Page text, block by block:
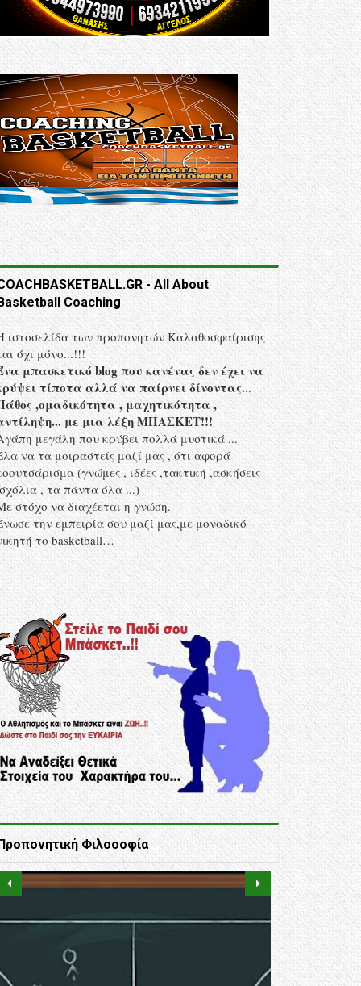
- All About
Coaching
ιστοσελίδα των προπονητών Kαλαθοσφαίρισης
όχι μόνο...!!!
μπασκετικό blog που κανένας δεν έχει να
τίποτα αλλά να παίρνει δίνοντας...
,ομαδικότητα , μαχητικότητα ,
με μια λέξη MΠΑΣΚΕΤ!!!
μεγάλη που κρύβει πολλά μυστικά ...
να τα μοιραστείς μαζί μας , ότι αφορά
(γνώμες , ιδέες ,τακτική ,ασκήσεις
, τα πάντα όλα ...)
στόχο να διαχέεται η γνώση.
την εμπειρία σου μαζί μας,με μοναδικό
το basketball…
Φιλοσοφία